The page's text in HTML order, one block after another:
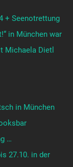
+ Seenotrettung
in München war
Michaela Dietl
in München
…
27.10. in der